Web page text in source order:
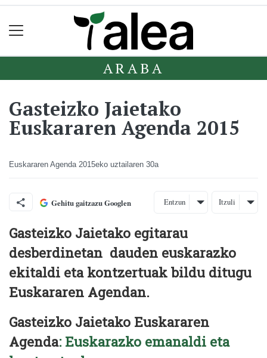
ARABA
Gasteizko Jaietako
Euskararen Agenda 2015
Euskararen Agenda 2015eko uztailaren 30a
Gehitu gaitzazu Googlen Entzun Itzuli
Gasteizko Jaietako egitarau
desberdinetan dauden euskarazko
ekitaldi eta kontzertuak bildu ditugu
Euskararen Agendan.
Gasteizko Jaietako Euskararen
Agenda: Euskarazko emanaldi eta